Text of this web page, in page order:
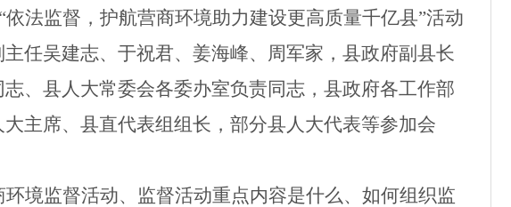
“依法监督，护航营商环境助力建设更高质量千亿县”活动
任吴建志、 于祝君、 姜海峰、周军家， 县政府副县长
志、 县人大常委会各委办室负责同志，县政府各工作部
主席、县直代表组组长，部分县人大代表等参加会
境监督活动、监督活动重点内容是什么、如何组织监